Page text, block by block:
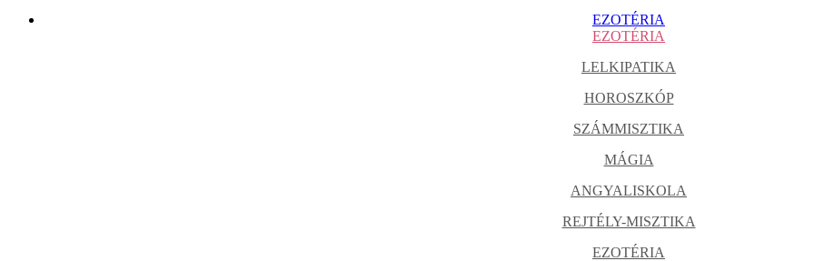
EZOTÉRIA
EZOTÉRIA
LELKIPATIKA
HOROSZKÓP
SZÁMMISZTIKA
MÁGIA
ANGYALISKOLA
REJTÉLY-MISZTIKA
EZOTÉRIA